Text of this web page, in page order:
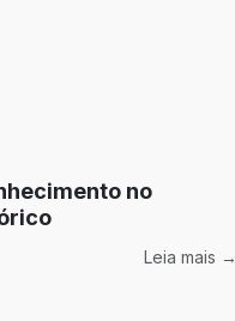
no
Leia mais →